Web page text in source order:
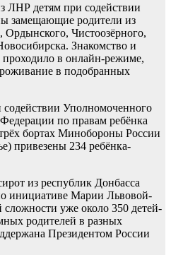
ЛНР детям при содействии
замещающие родители из
Ордынского, Чистоозёрного,
Знакомство и
в онлайн-режиме,
в подобранных
содействии Уполномоченного
по правам ребёнка
бортах Минобороны России
привезены 234 ребёнка-
из республик Донбасса
инициативе Марии Львовой-
уже около 350 детей-
родителей в разных
Президентом России